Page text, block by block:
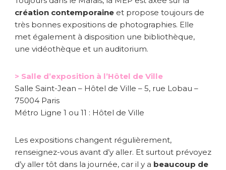
création contemporaine et propose toujours de
très bonnes expositions de photographies. Elle
met également à disposition une bibliothèque,
une vidéothèque et un auditorium.
> Salle d’exposition à l’Hôtel de Ville
Salle Saint-Jean – Hôtel de Ville – 5, rue Lobau –
75004 Paris
Métro Ligne 1 ou 11 : Hôtel de Ville
Les expositions changent régulièrement,
renseignez-vous avant d’y aller. Et surtout prévoyez
d’y aller tôt dans la journée, car il y a beaucoup de